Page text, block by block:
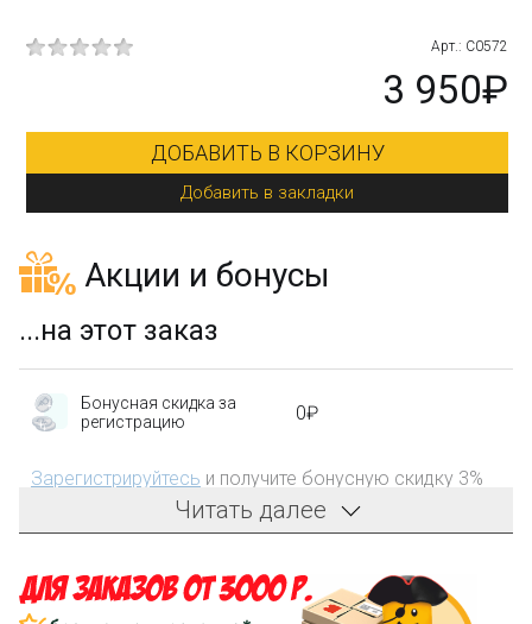
Арт.: C0572
3 950₽
ДОБАВИТЬ В КОРЗИНУ
Добавить в закладки
Акции и бонусы
...на этот заказ
Бонусная скидка за
регистрацию
0₽
Зарегистрируйтесь и получите бонусную скидку 3%
на первый заказ!
затрат на доставку
Читать далее